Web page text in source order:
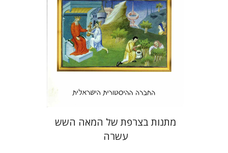
הנחת אתר ספר מודפס
$29
$26
מתנות בצרפת של המאה השש
עשרה